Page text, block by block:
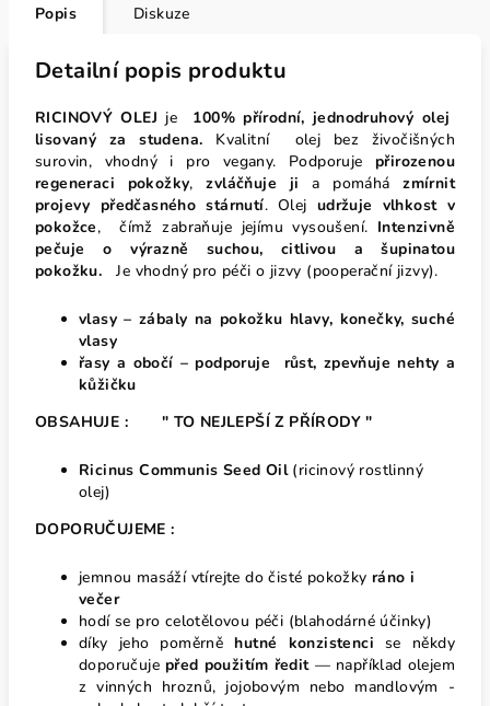
Popis Diskuze
Detailní popis produktu
RICINOVÝ OLEJ je 100% přírodní, jednodruhový olej
lisovaný
za studena. Kvalitní olej bez živočišných
surovin, vhodný i pro vegany. Podporuje přirozenou
regeneraci pokožky,zvláčňuje ji a pomáházmírnit
projevy předčasného stárnutí.Olej udržuje vlhkost v
pokožce, čímž zabraňuje jejímu vysoušení. Intenzivně
pečuje o výrazně suchou, citlivou a šupinatou
pokožku.
Je vhodný pro péči o jizvy (pooperační jizvy).
vlasy – zábaly na pokožku hlavy, konečky, suché
vlasy
řasy a obočí – podporuje růst, zpevňuje nehty a
kůžičku
OBSAHUJE : " TO NEJLEPŠÍ Z PŘÍRODY "
Ricinus Communis Seed Oil(ricinový rostlinný
olej)
DOPORUČUJEME :
jemnou masáží vtírejte do čisté pokožky ráno i
večer
hodí se pro celotělovou péči (blahodárné účinky)
díky jeho poměrně hutné konzistenci se někdy
doporučuje před použitím ředit— například olejem
z vinných hroznů, jojobovým nebo mandlovým -